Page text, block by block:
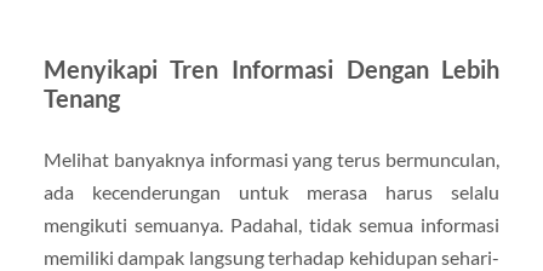
Menyikapi Tren Informasi Dengan Lebih
Tenang
Melihat banyaknya informasi yang terus bermunculan,
ada kecenderungan untuk merasa harus selalu
mengikuti semuanya. Padahal, tidak semua informasi
memiliki dampak langsung terhadap kehidupan sehari-